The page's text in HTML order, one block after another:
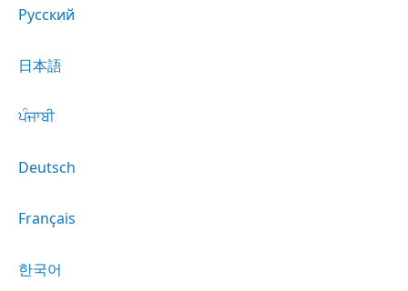
Русский
日本語
ਪੰਜਾਬੀ
Deutsch
Français
한국어